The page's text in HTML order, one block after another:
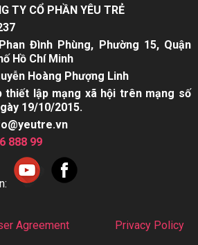
TY CỔ PHẦN YÊU TRẺ
Đình Phùng, Phường 15, Quận
Hồ Chí Minh
Hoàng Phượng Linh
thiết lập mạng xã hội trên mạng số
19/10/2015.
888 99
Agreement
Privacy Policy